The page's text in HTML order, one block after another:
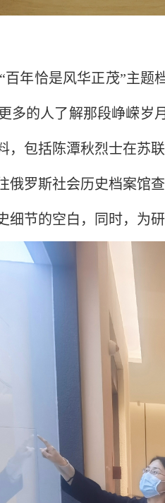
“百年恰是风华正茂”主题
多的人了解那段峥嵘岁
，包括陈潭秋烈士在苏
俄罗斯社会历史档案馆
细节的空白，同时，为